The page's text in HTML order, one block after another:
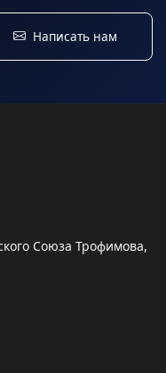
Написать нам
Союза Трофимова,